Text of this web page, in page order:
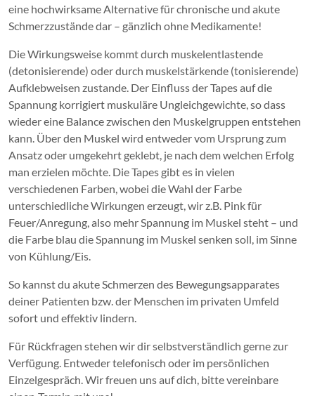
eine hochwirksame Alternative für chronische und akute
Schmerzzustände dar – gänzlich ohne Medikamente!
Die Wirkungsweise kommt durch muskelentlastende
(detonisierende) oder durch muskelstärkende (tonisierende)
Aufklebweisen zustande. Der Einfluss der Tapes auf die
Spannung korrigiert muskuläre Ungleichgewichte, so dass
wieder eine Balance zwischen den Muskelgruppen entstehen
kann. Über den Muskel wird entweder vom Ursprung zum
Ansatz oder umgekehrt geklebt, je nach dem welchen Erfolg
man erzielen möchte. Die Tapes gibt es in vielen
verschiedenen Farben, wobei die Wahl der Farbe
unterschiedliche Wirkungen erzeugt, wir z.B. Pink für
Feuer/Anregung, also mehr Spannung im Muskel steht – und
die Farbe blau die Spannung im Muskel senken soll, im Sinne
von Kühlung/Eis.
So kannst du akute Schmerzen des Bewegungsapparates
deiner Patienten bzw. der Menschen im privaten Umfeld
sofort und effektiv lindern.
Für Rückfragen stehen wir dir selbstverständlich gerne zur
Verfügung. Entweder telefonisch oder im persönlichen
Einzelgespräch. Wir freuen uns auf dich, bitte vereinbare